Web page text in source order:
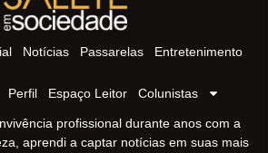
Notícias Passarelas Entretenimento
Perfil Espaço Leitor Colunistas
profissional durante anos com a
aprendi a captar notícias em suas mais